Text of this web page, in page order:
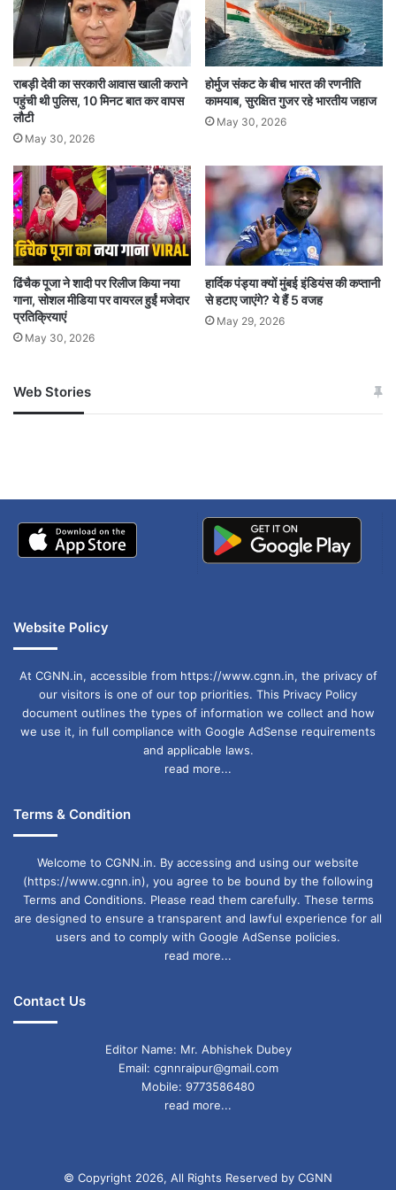
राबड़ी देवी का सरकारी आवास खाली कराने
पहुंची थी पुलिस, 10 मिनट बात कर वापस
लौटी
May 30, 2026
होर्मुज संकट के बीच भारत की रणनीति
कामयाब, सुरक्षित गुजर रहे भारतीय जहाज
May 30, 2026
ढिंचैक पूजा ने शादी पर रिलीज किया नया
गाना, सोशल मीडिया पर वायरल हुईं मजेदार
प्रतिक्रियाएं
May 30, 2026
हार्दिक पंड्या क्यों मुंबई इंडियंस की कप्तानी
से हटाए जाएंगे? ये हैं 5 वजह
May 29, 2026
Web Stories
जम्मू-कश्मीर में बारिश से
अपडेट
खाई में धक्का… आरोपियों ने
Website Policy
At CGNN.in, accessible from https://www.cgnn.in, the privacy of
our visitors is one of our top priorities. This Privacy Policy
document outlines the types of information we collect and how
we use it, in full compliance with Google AdSense requirements
and applicable laws.
read more...
Terms & Condition
Welcome to CGNN.in. By accessing and using our website
(https://www.cgnn.in), you agree to be bound by the following
Terms and Conditions. Please read them carefully. These terms
are designed to ensure a transparent and lawful experience for all
users and to comply with Google AdSense policies.
read more...
Contact Us
Editor Name: Mr. Abhishek Dubey
Email: cgnnraipur@gmail.com
Mobile: 9773586480
read more...
© Copyright 2026, All Rights Reserved by CGNN